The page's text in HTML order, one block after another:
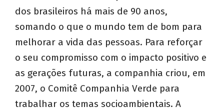
dos brasileiros há mais de 90 anos,
somando o que o mundo tem de bom para
melhorar a vida das pessoas. Para reforçar
o seu compromisso com o impacto positivo e
as gerações futuras, a companhia criou, em
2007, o Comitê Companhia Verde para
trabalhar os temas socioambientais. A